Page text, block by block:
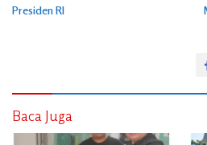
Presiden RI
Baca Juga